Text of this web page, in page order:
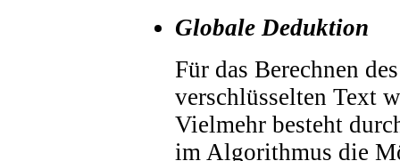
Globale Deduktion
Für das Berechnen
verschlüsselten Text
Vielmehr besteht
im Algorithmus die